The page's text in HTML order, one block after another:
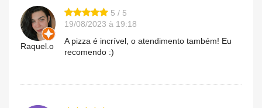
Raquel.o
5 / 5
19/08/2023 à 19:18
A pizza é incrível, o atendimento também! Eu
recomendo :)